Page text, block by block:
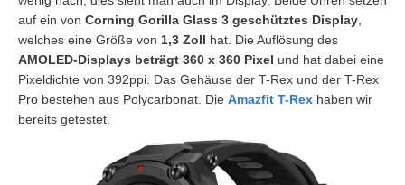
auf ein von Corning Gorilla Glass 3 geschütztes Display
welches eine Größe von 1,3 Zoll hat. Die Auflösung des
AMOLED-Displays beträgt 360 x 360 Pixel und hat dabei eine
Pixeldichte von 392ppi. Das Gehäuse der T-Rex und der T-Rex
Pro bestehen aus Polycarbonat. Die Amazfit T-Rex haben wir
bereits getestet.